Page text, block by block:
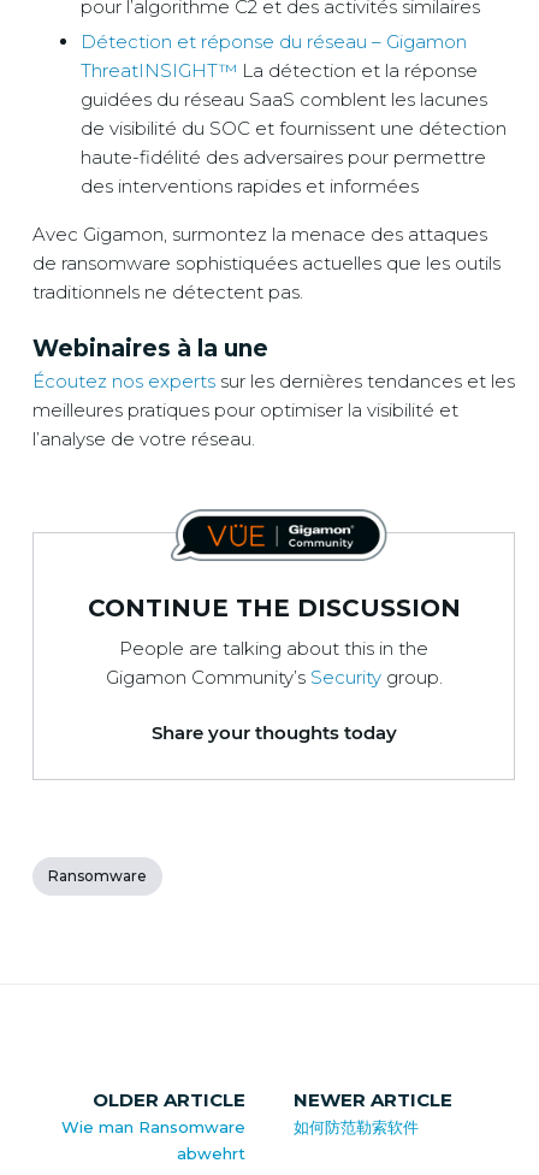
pour l’algorithme C2 et des activités similaires
Détection et réponse du réseau – Gigamon
ThreatINSIGHT™ La détection et la réponse
guidées du réseau SaaS comblent les lacunes
de visibilité du SOC et fournissent une détection
haute-fidélité des adversaires pour permettre
des interventions rapides et informées
Avec Gigamon, surmontez la menace des attaques
de ransomware sophistiquées actuelles que les outils
traditionnels ne détectent pas.
Webinaires à la une
Écoutez nos experts sur les dernières tendances et les
meilleures pratiques pour optimiser la visibilité et
l’analyse de votre réseau.
CONTINUE THE DISCUSSION
People are talking about this in the
Gigamon Community’s Securitygroup.
Share your thoughts today
Ransomware
OLDER ARTICLE
Wie man Ransomware
abwehrt
NEWER ARTICLE
如何防范勒索软件